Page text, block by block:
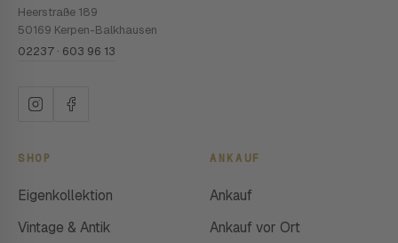
Heerstraße 189
50169 Kerpen-Balkhausen
02237 · 603 96 13
SHOP
Eigenkollektion
Vintage & Antik
ANKAUF
Ankauf
Ankauf vor Ort